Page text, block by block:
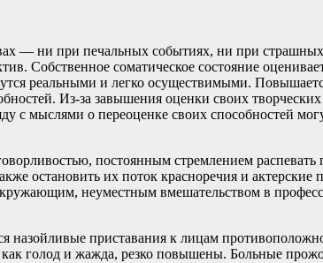
— ни при печальных событиях, ни при
Собственное соматическое состояние
реальными и легко осуществимыми.
Из-за завышения оценки своих
с мыслями о переоценке своих способностей
постоянным стремлением
остановить их поток красноречия и
неуместным вмешательством в
назойливые приставания к лицам
как голод и жажда, резко повышены. Больные